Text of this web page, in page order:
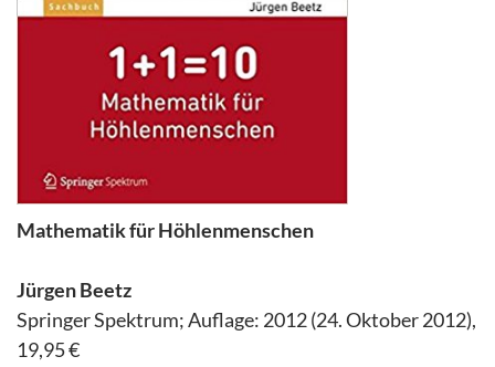
Mathematik für Höhlenmenschen
Jürgen Beetz
Springer Spektrum; Auflage: 2012 (24. Oktober 2012),
19,95 €